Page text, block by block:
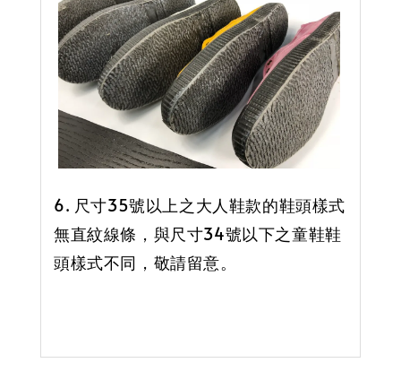
6. 尺寸35號以上之大人鞋款的鞋頭樣式
無直紋線條，與尺寸34號以下之童鞋鞋
頭樣式不同，敬請留意。